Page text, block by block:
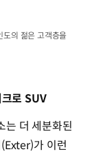
도의 젊은 고객층을
로 SUV
는 더 세분화된
가 이런